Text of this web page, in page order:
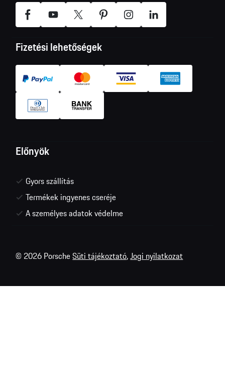
Fizetési lehetőségek
Előnyök
Gyors szállítás
Termékek ingyenes cseréje
A személyes adatok védelme
© 2026 PorscheSüti tájékoztató,Jogi nyilatkozat